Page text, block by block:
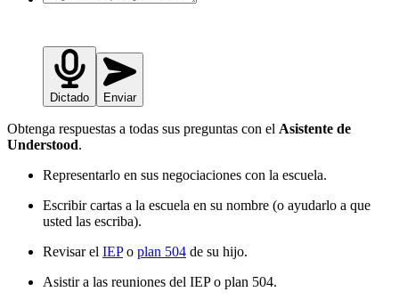
Dictado Enviar
Obtenga respuestas a todas sus preguntas con el Asistente de
Understood.
Representarlo en sus negociaciones con la escuela.
Escribir cartas a la escuela en su nombre (o ayudarlo a que
usted las escriba).
Revisar el IEPo plan 504 de su hijo.
Asistir a las reuniones del IEP o plan 504.